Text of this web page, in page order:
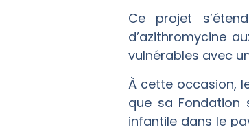
Ce projet
d’azithromycine
vulnérables avec
À cette occasion,
que sa Fondation
infantile dans le